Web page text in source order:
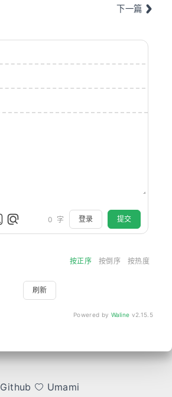
下一篇
0 字 登录 提交
按正序 按倒序 按热度
刷新
Powered by Waline v2.15.5
Github Umami